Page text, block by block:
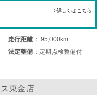
>詳しくはこちら
走行距離
95,000km
法定整備
定期点検整備付
東金店